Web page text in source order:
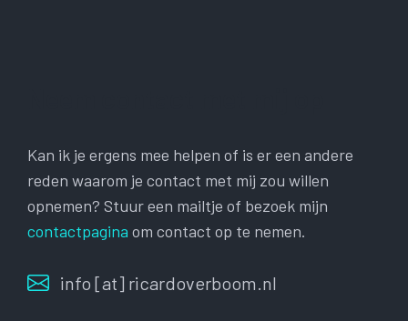
Kan ik je ergens mee helpen of is er een andere
reden waarom je contact met mij zou willen
opnemen? Stuur een mailtje of bezoek mijn
contactpagina om contact op te nemen.
info [at] ricardoverboom.nl